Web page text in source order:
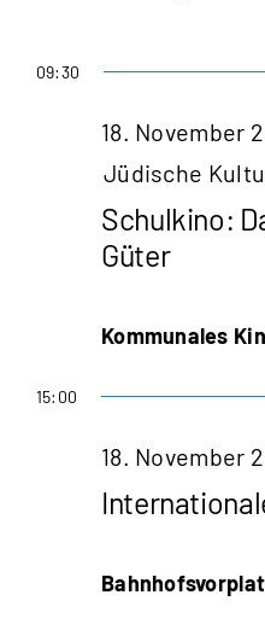
09:30
Schulkino:
Güter
18. November
Jüdische
Kommunales
15:00
18. November